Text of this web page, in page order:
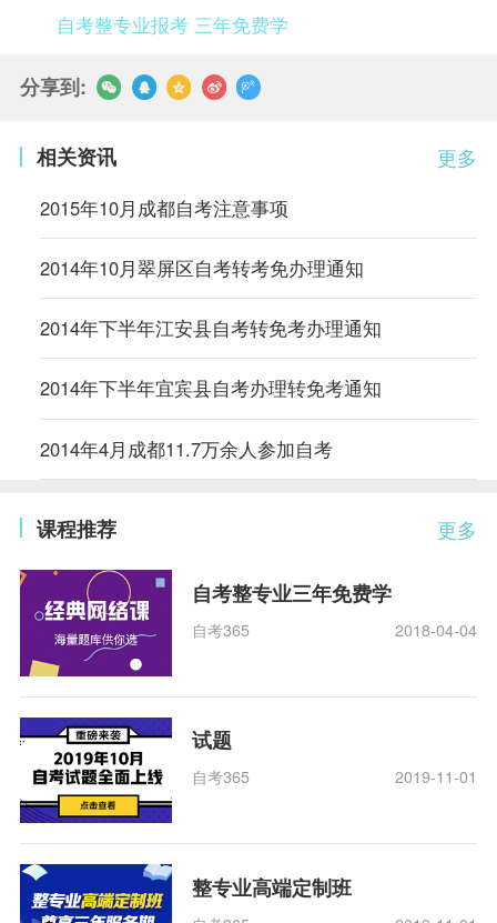
自考整专业报考 三年免费学
分享到:
更多
相关资讯
2015年10月成都自考注意事项
2014年10月翠屏区自考转考免办理通知
2014年下半年江安县自考转免考办理通知
2014年下半年宜宾县自考办理转免考通知
2014年4月成都11.7万余人参加自考
更多
课程推荐
自考整专业三年免费学
自考365 2018-04-04
试题
自考365 2019-11-01
整专业高端定制班